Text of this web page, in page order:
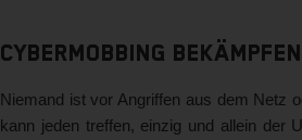
Cybermobbing
Niemand ist vor Angriffen aus dem Netz
kann jeden treffen, einzig und allein der